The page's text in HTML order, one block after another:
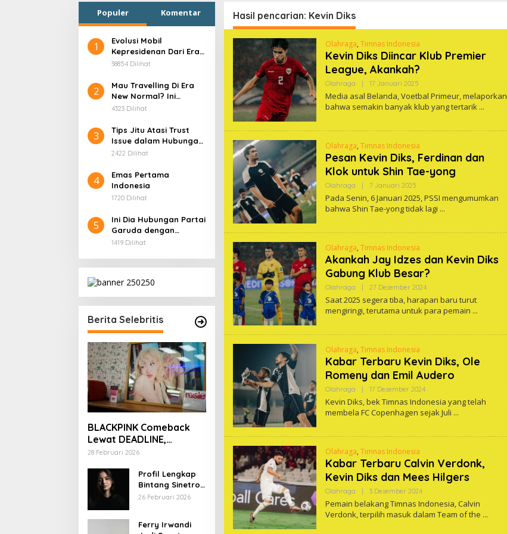
Populer Komentar
1
Evolusi Mobil
Kepresidenan Dari Era
Soekarno
38854 Dilihat
2
Mau Travelling Di Era
New Normal? Ini
Beberapa Hal Yang
Persiapkan!
4323 Dilihat
3
Tips Jitu Atasi Trust
Issue dalam Hubungan,
Dijamin Ampuh!
2422 Dilihat
4
Emas Pertama
Indonesia
1720 Dilihat
5
Ini Dia Hubungan Partai
Garuda dengan
Gerindra
1419 Dilihat
Berita Selebritis
BLACKPINK Comeback
Lewat DEADLINE,
YouTube Tembus 100
28 Februari 2026
Profil Lengkap
Bintang Sinetron
Mencintai Ipar
26 Februari 2026
Ferry Irwandi
Hasil pencarian: Kevin Diks
Olahraga, Timnas Indonesia
Kevin Diks Diincar Klub Premier
League, Akankah?
Olahraga 17 Januari 2025Oleh
Media asal Belanda, Voetbal Primeur, melaporkan
bahwa semakin banyak klub yang tertarik
Olahraga, Timnas Indonesia
Pesan Kevin Diks, Ferdinan dan
Klok untuk Shin Tae-yong
Olahraga 7 Januari 2025Oleh
Pada Senin, 6 Januari 2025, PSSI mengumumkan
bahwa Shin Tae-yong tidak lagi
Olahraga, Timnas Indonesia
Akankah Jay Idzes dan Kevin Diks
Gabung Klub Besar?
Olahraga 27 Desember 2024Oleh
Saat 2025 segera tiba, harapan baru turut
mengiringi, terutama untuk para pemain
Olahraga, Timnas Indonesia
Kabar Terbaru Kevin Diks, Ole
Romeny dan Emil Audero
Olahraga 17 Desember 2024Oleh
Kevin Diks, bek Timnas Indonesia yang telah
membela FC Copenhagen sejak Juli
Olahraga, Timnas Indonesia
Kabar Terbaru Calvin Verdonk,
Kevin Diks dan Mees Hilgers
Olahraga 3 Desember 2024Oleh
Pemain belakang Timnas Indonesia, Calvin
Verdonk, terpilih masuk dalam Team of the